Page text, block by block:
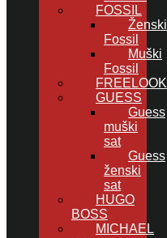
FOSSIL
Ženski
Fossil
Muški
Fossil
FREELOOK
GUESS
Guess
muški
sat
Guess
ženski
sat
HUGO
BOSS
MICHAEL